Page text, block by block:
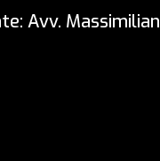
Avv.